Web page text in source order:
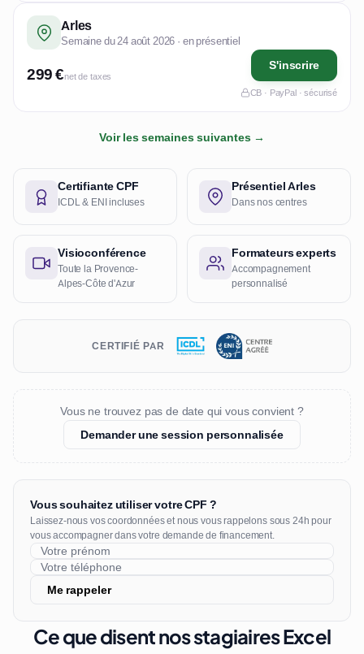
Arles
Semaine du 24 août 2026 · en présentiel
299 €net de taxes
S'inscrire
CB · PayPal · sécurisé
Voir les semaines suivantes →
Certifiante CPF
ICDL & ENI incluses
Présentiel Arles
Dans nos centres
Visioconférence
Toute la Provence-
Alpes-Côte d'Azur
Formateurs experts
Accompagnement
personnalisé
CERTIFIÉ PAR
Vous ne trouvez pas de date qui vous convient ?
Demander une session personnalisée
Vous souhaitez utiliser votre CPF ?
Laissez-nous vos coordonnées et nous vous rappelons sous 24h pour
vous accompagner dans votre demande de financement.
Me rappeler
Ce que disent nos stagiaires Excel